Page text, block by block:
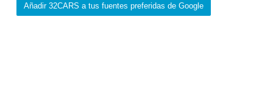
Añadir 32CARS a tus fuentes preferidas de Google